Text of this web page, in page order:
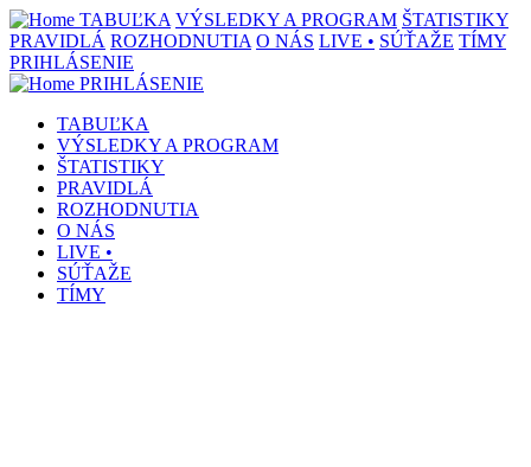
TABUĽKA VÝSLEDKY A PROGRAM ŠTATISTIKY
PRAVIDLÁ ROZHODNUTIA O NÁS LIVE • SÚŤAŽE TÍMY
PRIHLÁSENIE
PRIHLÁSENIE
TABUĽKA
VÝSLEDKY A PROGRAM
ŠTATISTIKY
PRAVIDLÁ
ROZHODNUTIA
O NÁS
LIVE •
SÚŤAŽE
TÍMY